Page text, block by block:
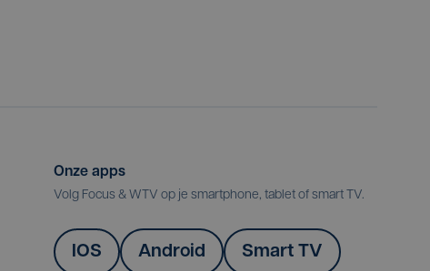
Onze apps
Volg Focus & WTV op je smartphone, tablet of smart TV.
IOS Android Smart TV